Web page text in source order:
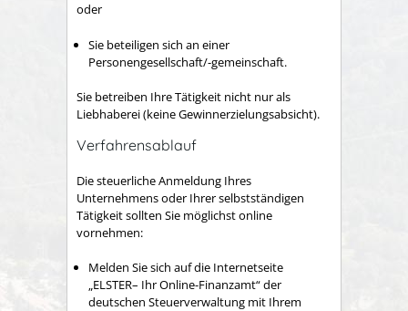
oder
Sie beteiligen sich an einer
Personengesellschaft/-gemeinschaft.
Sie betreiben Ihre Tätigkeit nicht nur als
Liebhaberei (keine Gewinnerzielungsabsicht).
Verfahrensablauf
Die steuerliche Anmeldung Ihres
Unternehmens oder Ihrer selbstständigen
Tätigkeit sollten Sie möglichst online
vornehmen:
Melden Sie sich auf die Internetseite
„ELSTER– Ihr Online-Finanzamt“ der
deutschen Steuerverwaltung mit Ihrem